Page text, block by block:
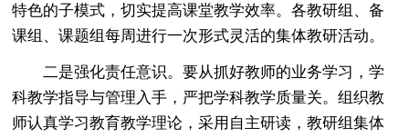
特色的子模式，切实提高课堂教学效率。各教研组、备
课组、课题组每周进行一次形式灵活的集体教研活动。
二是强化责任意识。要从抓好教师的业务学习，学
科教学指导与管理入手，严把学科教学质量关。组织教
师认真学习教育教学理论，采用自主研读，教研组集体